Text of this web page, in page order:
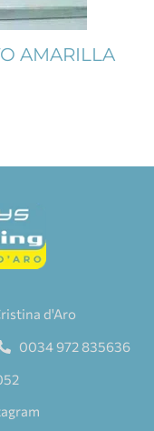
AMARILLA
d'Aro
0034 972 835636